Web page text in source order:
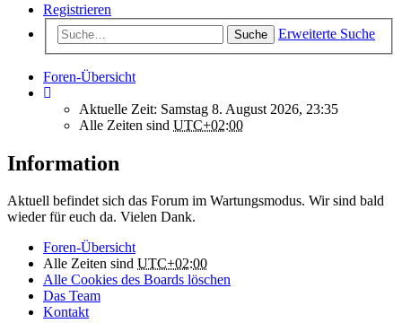
Registrieren
Suche Erweiterte Suche
Foren-Übersicht
Aktuelle Zeit: Samstag 8. August 2026, 23:35
Alle Zeiten sind UTC+02:00
Information
Aktuell befindet sich das Forum im Wartungsmodus. Wir sind bald
wieder für euch da. Vielen Dank.
Foren-Übersicht
Alle Zeiten sind UTC+02:00
Alle Cookies des Boards löschen
Das Team
Kontakt